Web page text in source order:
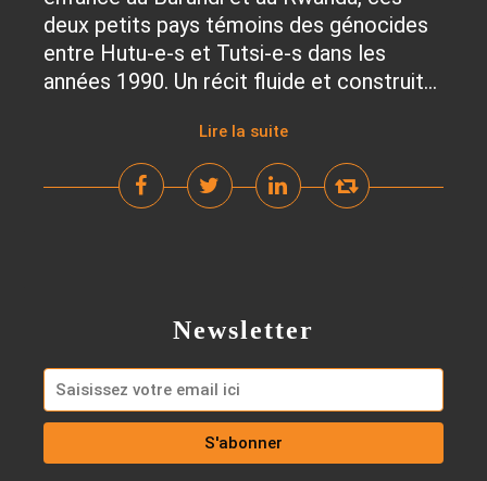
deux petits pays témoins des génocides
entre Hutu-e-s et Tutsi-e-s dans les
années 1990. Un récit fluide et construit...
Lire la suite
Newsletter